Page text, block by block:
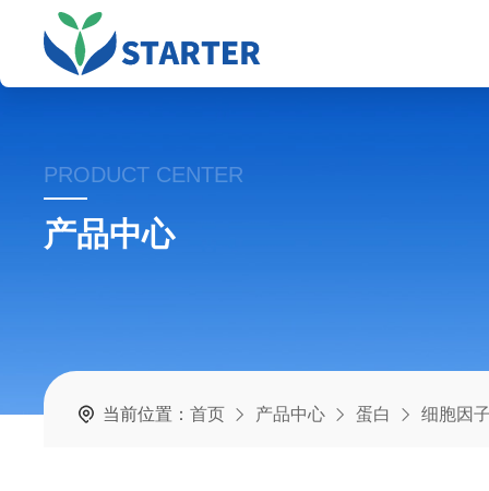
PRODUCT CENTER
产品中心
当前位置：首页 产品中心 蛋白 细胞因